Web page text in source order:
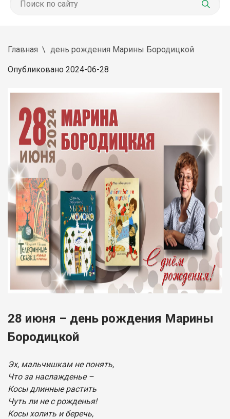
Главная день рождения Марины Бородицкой
Опубликовано 2024-06-28
28 июня – день рождения Марины
Бородицкой
Эх, мальчишкам не понять,
Что за наслажденье –
Косы длинные растить
Чуть ли не с рожденья!
Косы холить и беречь,